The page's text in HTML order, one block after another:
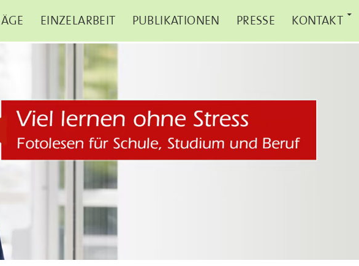
EINZELARBEIT PUBLIKATIONEN PRESSE KONTAKT